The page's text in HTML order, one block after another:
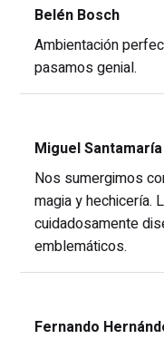
Belén Bosch
Ambientación
pasamos genial.
Miguel
Nos sumergimos
magia y hechicería.
cuidadosamente
emblemáticos.
Fernando